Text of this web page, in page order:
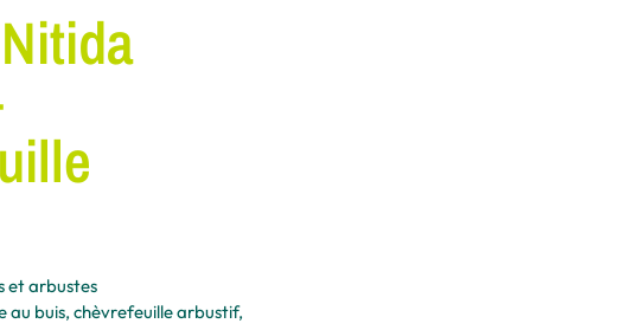
et arbustes
au buis, chèvrefeuille arbustif,